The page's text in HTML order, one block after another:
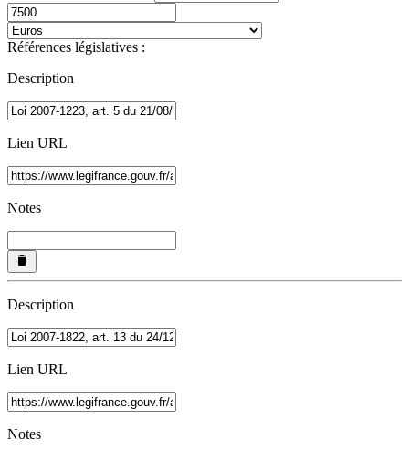
Références législatives :
Description
Lien URL
Notes
Description
Lien URL
Notes